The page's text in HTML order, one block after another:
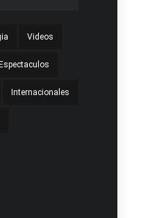
Videos
Internacionales